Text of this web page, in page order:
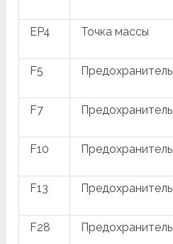
EP4 Точка массы
F5 Предохранитель
F7 Предохранитель
F10 Предохранитель
F13 Предохранитель
F28 Предохранитель